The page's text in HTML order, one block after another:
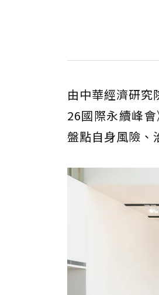
由中華經濟研究
26國際永續峰
盤點自身風險、